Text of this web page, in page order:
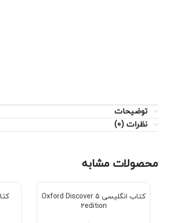
توضیحات
نظرات (0)
محصولات مشابه
کتاب انگلیسی Oxford Discover 5
2edition